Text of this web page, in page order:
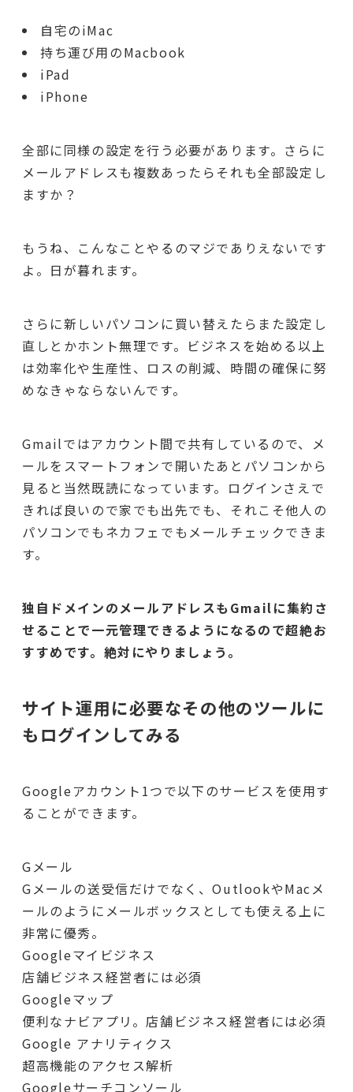
自宅のiMac
持ち運び用のMacbook
iPad
iPhone
全部に同様の設定を行う必要があります。さらに
メールアドレスも複数あったらそれも全部設定し
ますか？
もうね、こんなことやるのマジでありえないです
よ。日が暮れます。
さらに新しいパソコンに買い替えたらまた設定し
直しとかホント無理です。ビジネスを始める以上
は効率化や生産性、ロスの削減、時間の確保に努
めなきゃならないんです。
Gmailではアカウント間で共有しているので、メ
ールをスマートフォンで開いたあとパソコンから
見ると当然既読になっています。ログインさえで
きれば良いので家でも出先でも、それこそ他人の
パソコンでもネカフェでもメールチェックできま
す。
独自ドメインのメールアドレスもGmailに集約さ
せることで一元管理できるようになるので超絶お
すすめです。 絶対にやりましょう。
サイト運用に必要なその他のツールに
もログインしてみる
Googleアカウント1つで以下のサービスを使用す
ることができます。
Gメール
Gメールの送受信だけでなく、OutlookやMacメ
ールのようにメールボックスとしても使える上に
非常に優秀。
Googleマイビジネス
店舗ビジネス経営者には必須
Googleマップ
便利なナビアプリ。店舗ビジネス経営者には必須
Google アナリティクス
超高機能のアクセス解析
Googleサーチコンソール